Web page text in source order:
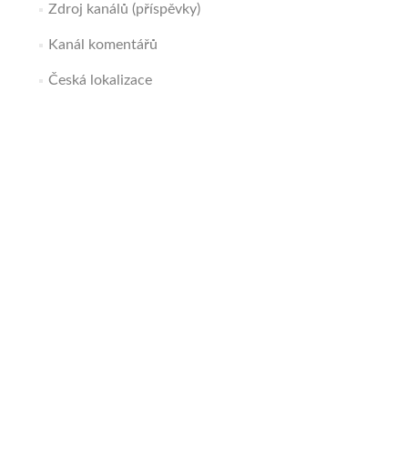
Zdroj kanálů (příspěvky)
Kanál komentářů
Česká lokalizace